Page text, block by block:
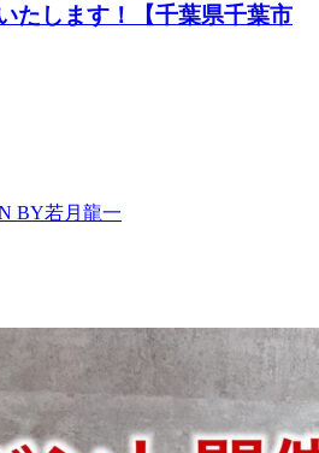
たします！【千葉県千葉市
BY若月龍一